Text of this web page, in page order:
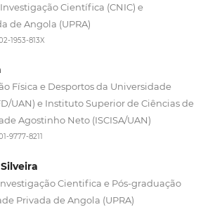
Científica (CNIC) e
de Angola (UPRA)
1953-813X
Física e Desportos da Universidade
UAN) e Instituto Superior de Ciências de
Agostinho Neto (ISCISA/UAN)
9777-8211
Cientifica e Pós-graduação
Privada de Angola (UPRA)